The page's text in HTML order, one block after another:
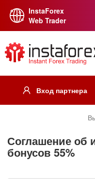
InstaForex
Web Trader
Вход партнера
Соглашение об
бонусов 55%